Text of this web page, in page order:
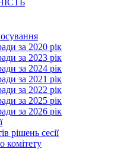
за 2020 рік
за 2023 рік
за 2024 рік
за 2021 рік
за 2022 рік
за 2025 рік
за 2026 рік
рішень сесії
комітету